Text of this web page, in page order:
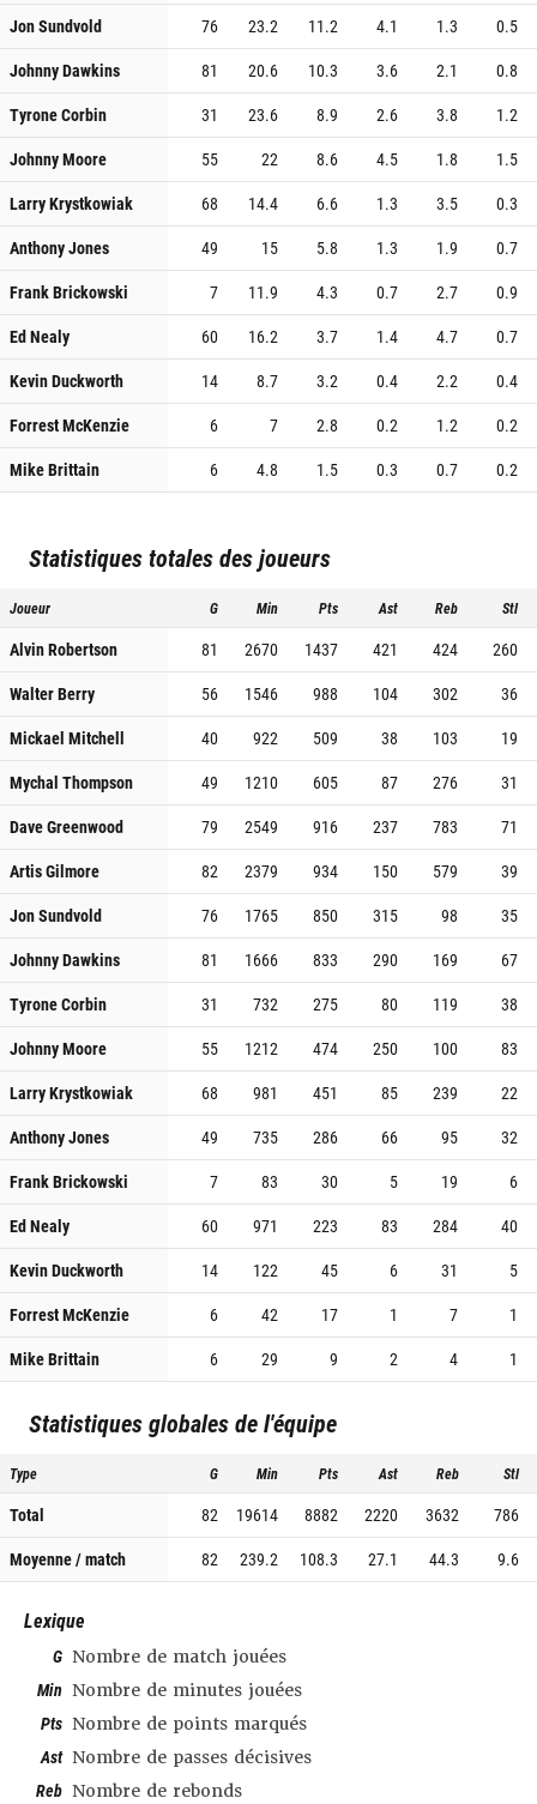
Jon Sundvold
76 23.2 11.2 4.1 1.3
0.5
Johnny Dawkins
81 20.6 10.3 3.6 2.1
0.8
Tyrone Corbin
31 23.6 8.9 2.6 3.8
1.2
Johnny Moore
55 22 8.6 4.5 1.8
1.5
Larry Krystkowiak
68 14.4 6.6 1.3 3.5
0.3
Anthony Jones
49 15 5.8 1.3 1.9
0.7
Frank Brickowski
7 11.9 4.3 0.7 2.7
0.9
Ed Nealy
60 16.2 3.7 1.4 4.7
0.7
Kevin Duckworth
14 8.7 3.2 0.4 2.2
0.4
Forrest McKenzie
6 7 2.8 0.2 1.2
0.2
Mike Brittain
6 4.8 1.5 0.3 0.7 0.2
Statistiques totales des joueurs
Joueur G Min Pts Ast Reb Stl
Alvin Robertson 81 2670 1437 421 424
260
Walter Berry
56 1546 988 104 302
36
Mickael Mitchell
40 922 509 38 103
19
Mychal Thompson
49 1210 605 87 276
31
Dave Greenwood
79 2549 916 237 783
71
Artis Gilmore
82 2379 934 150 579
39
Jon Sundvold
76 1765 850 315 98
35
Johnny Dawkins
81 1666 833 290 169
67
Tyrone Corbin
31 732 275 80 119
38
Johnny Moore
55 1212 474 250 100
83
Larry Krystkowiak
68 981 451 85 239
22
Anthony Jones
49 735 286 66 95
32
Frank Brickowski
7 83 30 5 19
6
Ed Nealy
60 971 223 83 284
40
Kevin Duckworth
14 122 45 6 31
5
Forrest McKenzie
6 42 17 1 7
1
Mike Brittain
6 29 9 2 4 1
Statistiques globales de l'équipe
Type G Min Pts Ast Reb Stl
Total 82 19614 8882 2220 3632
786
Moyenne / match
82 239.2 108.3 27.1 44.3 9.6
Lexique
G Nombre de match jouées
Min Nombre de minutes jouées
Pts Nombre de points marqués
Ast Nombre de passes décisives
Reb Nombre de rebonds